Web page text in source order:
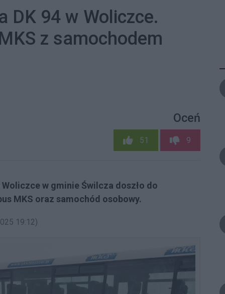
DK 94 w Woliczce.
z samochodem
Oceń
51 9
w gminie Świlcza doszło do
MKS oraz samochód osobowy.
19:12)